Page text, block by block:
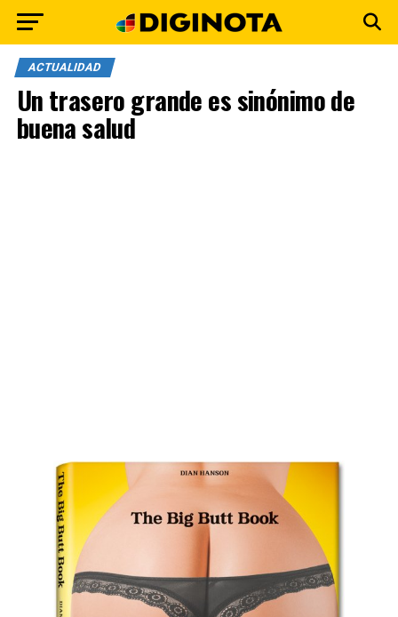
ACTUALIDAD
Un trasero grande es sinónimo de
buena salud